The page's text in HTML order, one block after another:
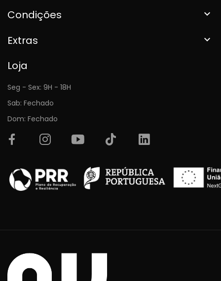
Condições 
Extras 
Loja
Seg - Sex: 9H - 18H
Sab: Fechado
Dom: Fechado